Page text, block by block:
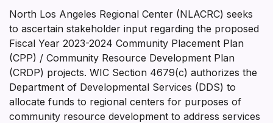
North Los Angeles Regional Center (NLACRC) seeks
to ascertain stakeholder input regarding the proposed
Fiscal Year 2023-2024 Community Placement Plan
(CPP) / Community Resource Development Plan
(CRDP) projects. WIC Section 4679(c) authorizes the
Department of Developmental Services (DDS) to
allocate funds to regional centers for purposes of
community resource development to address services